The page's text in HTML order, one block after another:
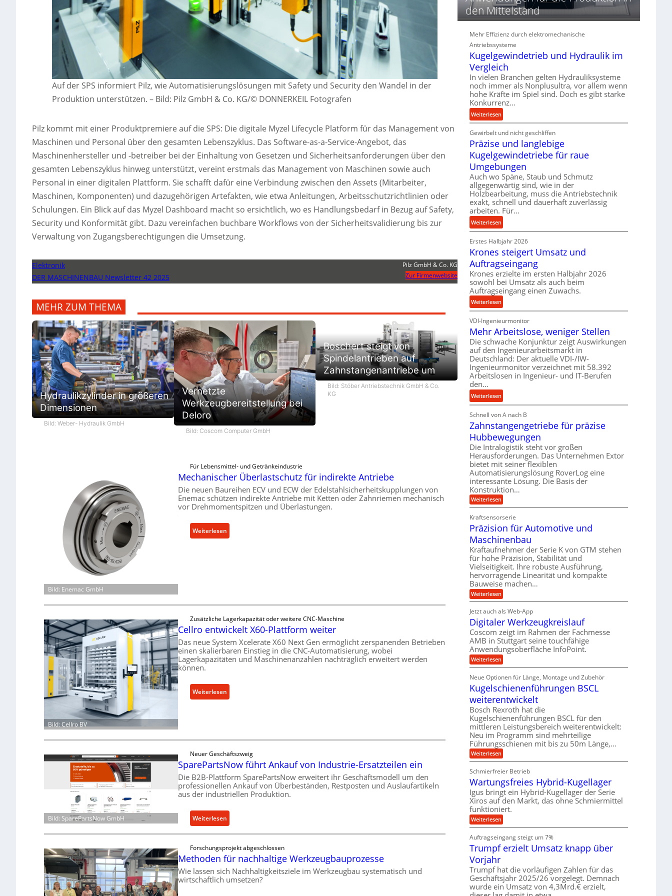
Auf der SPS informiert Pilz, wie Automatisierungslösungen mit Safety und Security den Wandel in der
Produktion unterstützen. – Bild: Pilz GmbH & Co. KG/© DONNERKEIL Fotografen
Pilz kommt mit einer Produktpremiere auf die SPS: Die digitale Myzel Lifecycle Platform für das Management von
Maschinen und Personal über den gesamten Lebenszyklus. Das Software-as-a-Service-Angebot, das
Maschinenhersteller und -betreiber bei der Einhaltung von Gesetzen und Sicherheitsanforderungen über den
gesamten Lebenszyklus hinweg unterstützt, vereint erstmals das Management von Maschinen sowie auch
Personal in einer digitalen Plattform. Sie schafft dafür eine Verbindung zwischen den Assets (Mitarbeiter,
Maschinen, Komponenten) und dazugehörigen Artefakten, wie etwa Anleitungen, Arbeitsschutzrichtlinien oder
Schulungen. Ein Blick auf das Myzel Dashboard macht so ersichtlich, wo es Handlungsbedarf in Bezug auf Safety,
Security und Konformität gibt. Dazu vereinfachen buchbare Workflows von der Sicherheitsvalidierung bis zur
Verwaltung von Zugangsberechtigungen die Umsetzung.
Elektronik
DER MASCHINENBAU Newsletter 42 2025
Pilz GmbH & Co. KG
Zur Firmenwebsite
MEHR ZUM THEMA
Hydraulikzylinder in größeren
Dimensionen
Bild: Weber- Hydraulik GmbH
Vernetzte
Werkzeugbereitstellung bei
Deloro
Bild: Coscom Computer GmbH
Boschert steigt von
Spindelantrieben auf
Zahnstangenantriebe um
Bild: Stöber Antriebstechnik GmbH & Co.
KG
Bild: Enemac GmbH
Für Lebensmittel- und Getränkeindustrie
Mechanischer Überlastschutz für indirekte Antriebe
Die neuen Baureihen ECV und ECW der Edelstahlsicherheitskupplungen von
Enemac schützen indirekte Antriebe mit Ketten oder Zahnriemen mechanisch
vor Drehmomentspitzen und Überlastungen.
Weiterlesen:
M
i
c
h
e
r
e
r
t
s
c
u
t
f
ü
r
i
n
d
i
Bild: Cellro BV
Zusätzliche Lagerkapazität oder weitere CNC-Maschine
Cellro entwickelt X60-Plattform weiter
Das neue System Xcelerate X60 Next Gen ermöglicht zerspanenden Betrieben
einen skalierbaren Einstieg in die CNC-Automatisierung, wobei
Lagerkapazitäten und Maschinenanzahlen nachträglich erweitert werden
können.
Weiterlesen:
C
o
e
n
t
w
c
k
l
t
X
6
Bild: SparePartsNow GmbH
Neuer Geschäftszweig
SparePartsNow führt Ankauf von Industrie-Ersatzteilen ein
Die B2B-Plattform SparePartsNow erweitert ihr Geschäftsmodell um den
professionellen Ankauf von Überbeständen, Restposten und Auslaufartikeln
aus der industriellen Produktion.
Weiterlesen:
S
a
r
e
P
Forschungsprojekt abgeschlossen
Methoden für nachhaltige Werkzeugbauprozesse
Wie lassen sich Nachhaltigkeitsziele im Werkzeugbau systematisch und
wirtschaftlich umsetzen?
d
i
e
P
f
o
r
m
a
n
c
e
b
e
i
m
D
r
ü
k
p
r
o
z
s
s
den Mittelstand
Mehr Effizienz durch elektromechanische
Antriebssysteme
Kugelgewindetrieb und Hydraulik im
Vergleich
In vielen Branchen gelten Hydrauliksysteme
noch immer als Nonplusultra, vor allem wenn
hohe Kräfte im Spiel sind. Doch es gibt starke
Konkurrenz…
Weiterlesen:
K
u
g
l
g
e
w
i
n
d
e
r
i
e
b
u
n
d
H
y
d
r
a
u
l
i
k
i
m
V
e
r
g
l
e
i
c
h
Gewirbelt und nicht geschliffen
Präzise und langlebige
Kugelgewindetriebe für raue
Umgebungen
Auch wo Späne, Staub und Schmutz
allgegenwärtig sind, wie in der
Holzbearbeitung, muss die Antriebstechnik
exakt, schnell und dauerhaft zuverlässig
arbeiten. Für…
Weiterlesen:
P
r
ä
i
s
e
u
n
a
n
g
l
e
i
g
e
u
g
e
l
g
e
w
i
n
d
e
r
i
e
b
e
f
ü
r
r
a
u
e
U
m
g
e
b
n
g
e
n
Erstes Halbjahr 2026
Krones steigert Umsatz und
Auftragseingang
Krones erzielte im ersten Halbjahr 2026
sowohl bei Umsatz als auch beim
Auftragseingang einen Zuwachs.
Weiterlesen:
K
r
o
n
e
s
s
t
i
g
e
r
t
m
s
a
t
z
u
n
d
A
u
f
t
r
a
g
s
i
n
g
a
n
g
VDI-Ingenieurmonitor
Mehr Arbeitslose, weniger Stellen
Die schwache Konjunktur zeigt Auswirkungen
auf den Ingenieurarbeitsmarkt in
Deutschland: Der aktuelle VDI-/IW-
Ingenieurmonitor verzeichnet mit 58.392
Arbeitslosen in Ingenieur- und IT-Berufen
den…
Weiterlesen:
M
e
h
A
r
b
e
i
t
s
l
o
s
e
,
w
e
n
i
g
e
r
S
t
e
l
l
n
Schnell von A nach B
Zahnstangengetriebe für präzise
Hubbewegungen
Die Intralogistik steht vor großen
Herausforderungen. Das Unternehmen Extor
bietet mit seiner flexiblen
Automatisierungslösung RoverLog eine
interessante Lösung. Die Basis der
Konstruktion…
Weiterlesen:
Z
h
n
s
t
a
n
g
e
n
g
e
t
r
i
b
e
f
ü
r
p
r
z
i
e
H
u
b
b
e
w
e
g
n
g
e
n
Kraftsensorserie
Präzision für Automotive und
Maschinenbau
Kraftaufnehmer der Serie K von GTM stehen
für hohe Präzision, Stabilität und
Vielseitigkeit. Ihre robuste Ausführung,
hervorragende Linearität und kompakte
Bauweise machen…
Weiterlesen:
P
ä
z
i
s
i
o
n
f
ü
r
A
u
t
o
m
o
i
v
e
u
n
d
M
a
s
c
h
i
n
e
b
u
Jetzt auch als Web-App
Digitaler Werkzeugkreislauf
Coscom zeigt im Rahmen der Fachmesse
AMB in Stuttgart seine touchfähige
Anwendungsoberfläche InfoPoint.
Weiterlesen:
D
g
i
t
a
l
e
r
W
e
r
k
z
e
u
k
r
e
s
l
a
f
Neue Optionen für Länge, Montage und Zubehör
Kugelschienenführungen BSCL
weiterentwickelt
Bosch Rexroth hat die
Kugelschienenführungen BSCL für den
mittleren Leistungsbereich weiterentwickelt:
Neu im Programm sind mehrteilige
Führungsschienen mit bis zu 50m Länge,…
Weiterlesen:
K
g
e
l
s
c
h
i
e
n
e
r
u
n
g
Schmierfreier Betrieb
Wartungsfreies Hybrid-Kugellager
Igus bringt ein Hybrid-Kugellager der Serie
Xiros auf den Markt, das ohne Schmiermittel
funktioniert.
Weiterlesen:
W
r
u
g
s
f
r
Auftragseingang steigt um 7%
Trumpf erzielt Umsatz knapp über
Vorjahr
Trumpf hat die vorläufigen Zahlen für das
Geschäftsjahr 2025/26 vorgelegt. Demnach
wurde ein Umsatz von 4,3Mrd.€ erzielt,